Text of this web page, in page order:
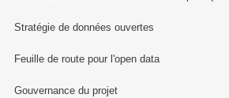
Stratégie de données ouvertes
Feuille de route pour l'open data
Gouvernance du projet